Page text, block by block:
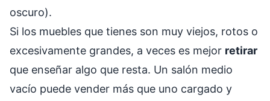
oscuro).
Si los muebles que tienes son muy viejos, rotos o
excesivamente grandes, a veces es mejor retirar
que enseñar algo que resta. Un salón medio
vacío puede vender más que uno cargado y